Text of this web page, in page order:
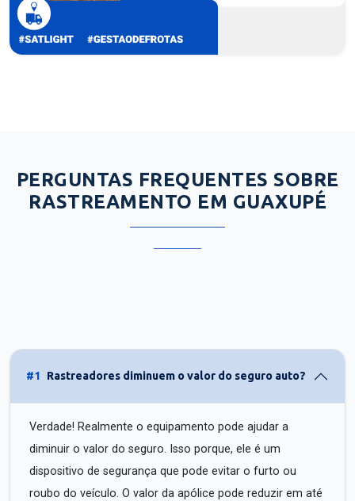
PERGUNTAS FREQUENTES SOBRE
RASTREAMENTO EM GUAXUPÉ
#1 Rastreadores diminuem o valor do seguro auto?
Verdade! Realmente o equipamento pode ajudar a
diminuir o valor do seguro. Isso porque, ele é um
dispositivo de segurança que pode evitar o furto ou
roubo do veículo. O valor da apólice pode reduzir em até